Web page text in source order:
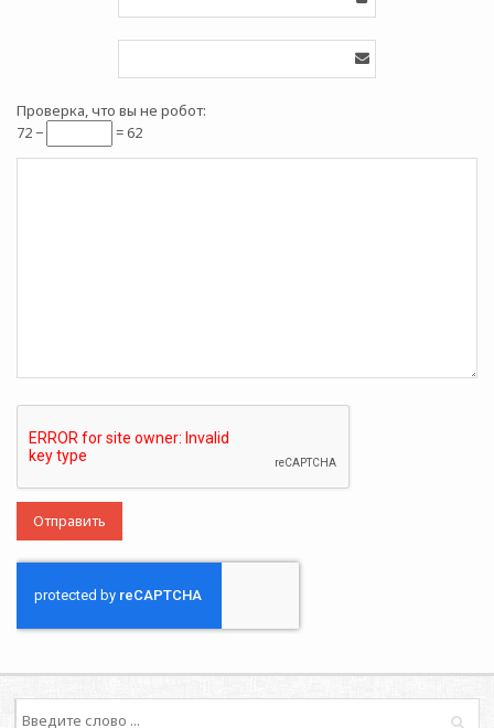
Проверка, что вы не робот:
72 −
= 62